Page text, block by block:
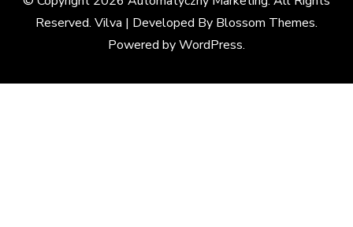
Reserved. Vilva | Developed By Blossom Themes.
Powered byWordPress.